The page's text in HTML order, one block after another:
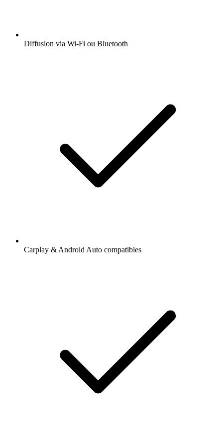
Diffusion via Wi-Fi ou Bluetooth
Carplay & Android Auto compatibles